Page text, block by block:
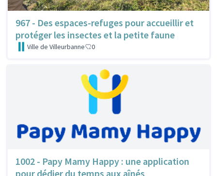
967 - Des espaces-refuges pour accueillir et
protéger les insectes et la petite faune
Ville de Villeurbanne 0
1002 - Papy Mamy Happy : une application
pour dédier du temps aux aînés